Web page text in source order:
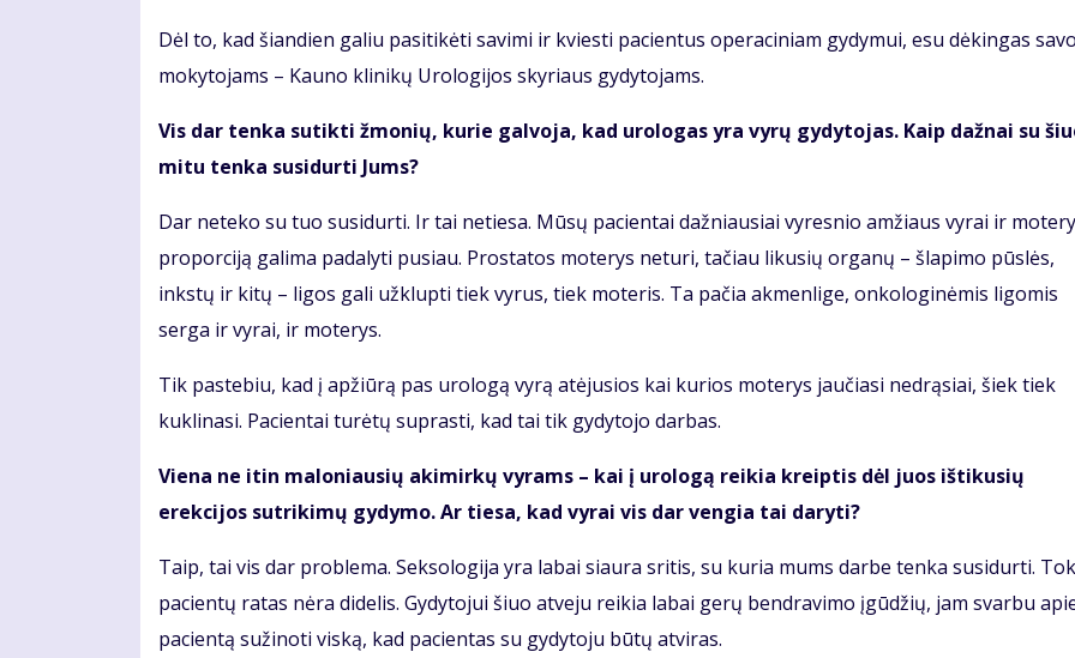
Dėl to, kad šiandien galiu pasitikėti savimi ir kviesti pacientus operaciniam gydymui, esu dėkingas savo
mokytojams – Kauno klinikų Urologijos skyriaus gydytojams.
Vis dar tenka sutikti žmonių, kurie galvoja, kad urologas yra vyrų gydytojas. Kaip dažnai su
mitu tenka susidurti Jums?
Dar neteko su tuo susidurti. Ir tai netiesa. Mūsų pacientai dažniausiai vyresnio amžiaus vyrai ir
proporciją galima padalyti pusiau. Prostatos moterys neturi, tačiau likusių organų – šlapimo pūslės,
inkstų ir kitų – ligos gali užklupti tiek vyrus, tiek moteris. Ta pačia akmenlige, onkologinėmis ligomis
serga ir vyrai, ir moterys.
Tik pastebiu, kad į apžiūrą pas urologą vyrą atėjusios kai kurios moterys jaučiasi nedrąsiai, šiek tiek
kuklinasi. Pacientai turėtų suprasti, kad tai tik gydytojo darbas.
Viena ne itin maloniausių akimirkų vyrams – kai į urologą reikia kreiptis dėl juos ištikusių
erekcijos sutrikimų gydymo. Ar tiesa, kad vyrai vis dar vengia tai daryti?
Taip, tai vis dar problema. Seksologija yra labai siaura sritis, su kuria mums darbe tenka susidurti.
pacientų ratas nėra didelis. Gydytojui šiuo atveju reikia labai gerų bendravimo įgūdžių, jam svarbu
pacientą sužinoti viską, kad pacientas su gydytoju būtų atviras.